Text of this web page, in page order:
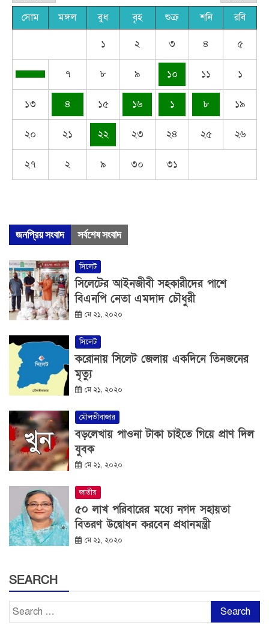
সোম মঙ্গল বুধ বৃহ শুক্র শনি রবি
১ ২ ৩ ৪ ৫
৭ ৮ ৯ ১০ ১১ ১
১৩ ৪ ১৫ ১৬ ১ ৮ ১৯
২০ ২১ ২২ ২৩ ২৪ ২৫ ২৬
২৭ ২ ৯ ৩০ ৩১
জনপ্রিয় সংবাদ সর্বশেষ সংবাদ
সিলেট
সিলেটের আইনজীবী সহকারীদের পাশে
বিএনপি নেতা এমদাদ চৌধুরী
মে ২১, ২০২০
সিলেট
করোনায় সিলেট জেলায় একদিনে তিনজনের
মৃত্যু
মে ২১, ২০২০
মৌলভীবাজার
বড়লেখায় পাওনা টাকা চাইতে গিয়ে প্রাণ দিল
যুবক
মে ২১, ২০২০
জাতীয়
৫০ লাখ পরিবারের মধ্যে নগদ সহায়তা
বিতরণ উদ্বোধন করবেন প্রধানমন্ত্রী
মে ২১, ২০২০
SEARCH
Search
for: